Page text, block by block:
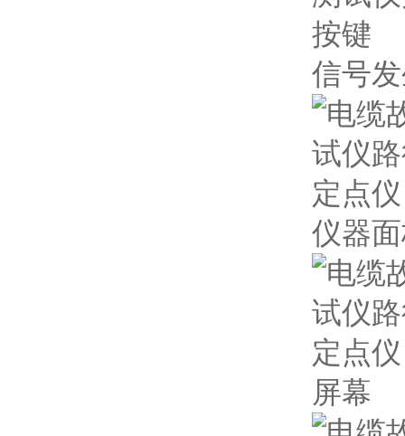
信号
仪器
屏幕